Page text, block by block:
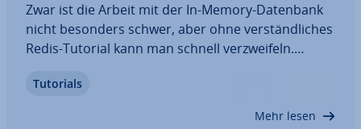
Zwar ist die Arbeit mit der In-Memory-Datenbank
nicht besonders schwer, aber ohne ver­ständ­li­ches
Redis-Tutorial kann man schnell ver­zwei­feln.
und kon­fi­gu­rie­ren müssen. Außerdem zeigen wir
Tutorials
Mehr lesen